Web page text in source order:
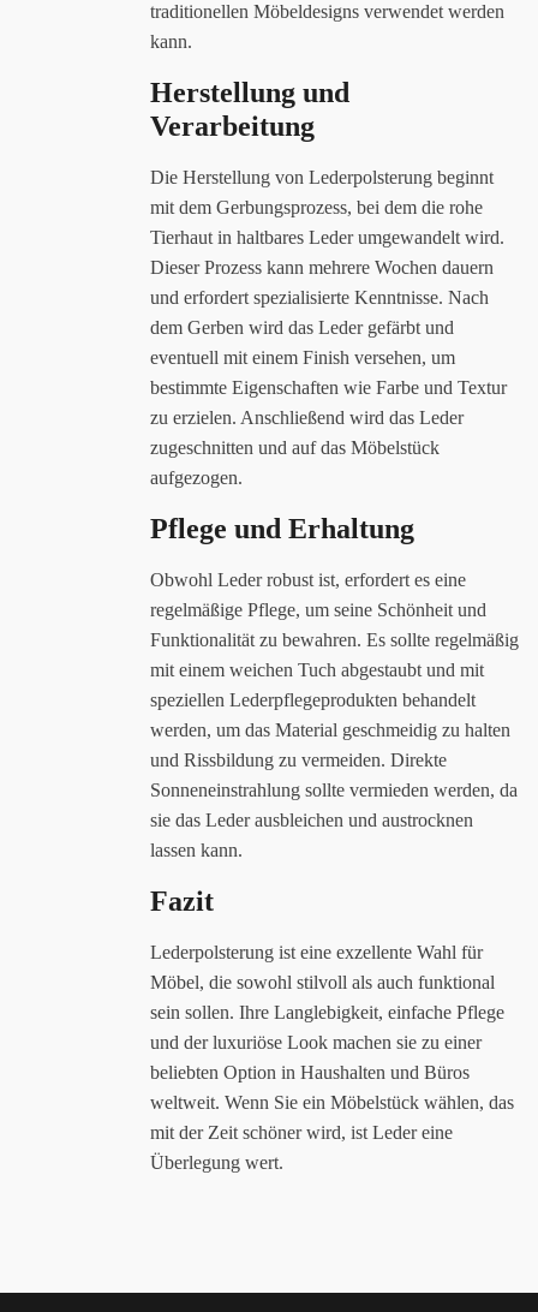
traditionellen Möbeldesigns verwendet werden
kann.
Herstellung und
Verarbeitung
Die Herstellung von Lederpolsterung beginnt
mit dem Gerbungsprozess, bei dem die rohe
Tierhaut in haltbares Leder umgewandelt wird.
Dieser Prozess kann mehrere Wochen dauern
und erfordert spezialisierte Kenntnisse. Nach
dem Gerben wird das Leder gefärbt und
eventuell mit einem Finish versehen, um
bestimmte Eigenschaften wie Farbe und Textur
zu erzielen. Anschließend wird das Leder
zugeschnitten und auf das Möbelstück
aufgezogen.
Pflege und Erhaltung
Obwohl Leder robust ist, erfordert es eine
regelmäßige Pflege, um seine Schönheit und
Funktionalität zu bewahren. Es sollte regelmäßig
mit einem weichen Tuch abgestaubt und mit
speziellen Lederpflegeprodukten behandelt
werden, um das Material geschmeidig zu halten
und Rissbildung zu vermeiden. Direkte
Sonneneinstrahlung sollte vermieden werden, da
sie das Leder ausbleichen und austrocknen
lassen kann.
Fazit
Lederpolsterung ist eine exzellente Wahl für
Möbel, die sowohl stilvoll als auch funktional
sein sollen. Ihre Langlebigkeit, einfache Pflege
und der luxuriöse Look machen sie zu einer
beliebten Option in Haushalten und Büros
weltweit. Wenn Sie ein Möbelstück wählen, das
mit der Zeit schöner wird, ist Leder eine
Überlegung wert.